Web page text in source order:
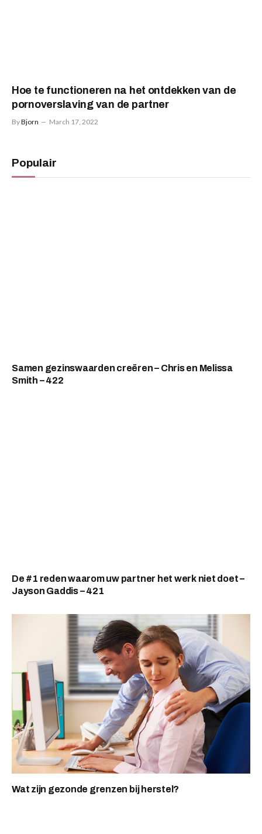
Hoe te functioneren na het ontdekken van de
pornoverslaving van de partner
ByBjorn March 17, 2022
Populair
Samen gezinswaarden creëren – Chris en Melissa
Smith – 422
De #1 reden waarom uw partner het werk niet doet –
Jayson Gaddis – 421
Wat zijn gezonde grenzen bij herstel?